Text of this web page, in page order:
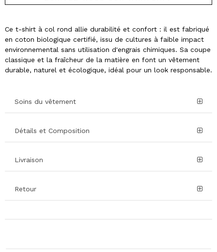
Ce t-shirt à col rond allie durabilité et confort : il est fabriqué
en coton biologique certifié, issu de cultures à faible impact
environnemental sans utilisation d'engrais chimiques. Sa coupe
classique et la fraîcheur de la matière en font un vêtement
durable, naturel et écologique, idéal pour un look responsable.
Soins du vêtement
Détails et Composition
Livraison
Retour